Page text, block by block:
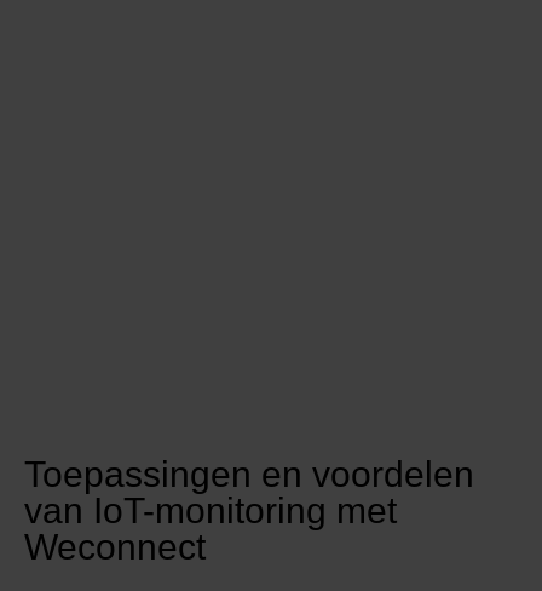
Toepassingen en voordelen
van IoT-monitoring met
Weconnect